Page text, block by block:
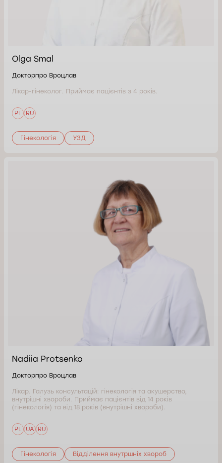
Olga Smal
Докторпро Вроцлав
Лікар-гінеколог. Приймає пацієнтів з 4 років.
PL RU
Гінекологія УЗД
Nadiia Protsenko
Докторпро Вроцлав
Лікар. Галузь консультацій: гінекологія та акушерство,
внутрішні хвороби. Приймає пацієнтів від 14 років
(гінекологія) та від 18 років (внутрішні хвороби).
PL UA RU
Гінекологія Відділення внутршніх хвороб